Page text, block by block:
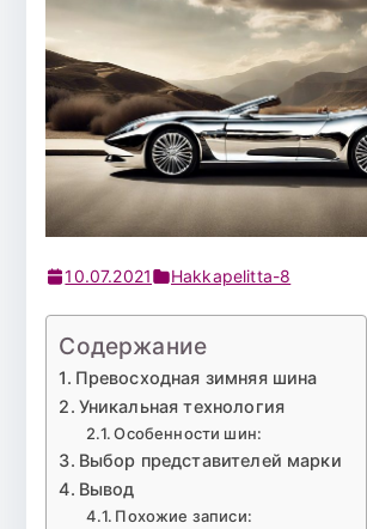
10.07.2021 Hakkapelitta-8
Содержание
Превосходная зимняя шина
Уникальная технология
Особенности шин:
Выбор представителей марки
Вывод
Похожие записи: